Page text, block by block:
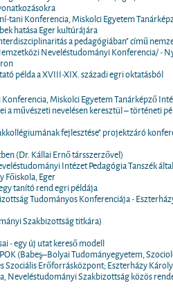
tani Konferencia, Miskolci Egyetem
hatása Eger kultúrájára
a pedagógiában" című
Neveléstudományi Konferencia/ -
példa a XVIII-XIX. századi egri oktatásból
Miskolci Egyetem Tanárképző
a művészeti nevelésen keresztül – történeti
fejlesztése" projektzáró
(Dr. Kállai Ernő társszerzővel)
Intézet Pedagógia Tanszék
Főiskola, Eger
tanító rend egri példája
Tudományos Konferenciája -
Szakbizottság titkára)
- egy új utat kereső modell
(Babeş–Bolyai Tudományegyetem,
Szociális Erőforrásközpont; Eszterházy
Neveléstudományi Szakbizottság közös